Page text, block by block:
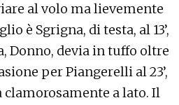
al volo ma lievemente
è Sgrigna, di testa, al 13’,
Donno, devia in tuffo oltre
per Piangerelli al 23’,
a lato. Il